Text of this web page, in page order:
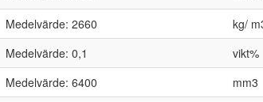
Medelvärde: 2660 kg/
Medelvärde: 0,1 vikt%
Medelvärde: 6400 mm3